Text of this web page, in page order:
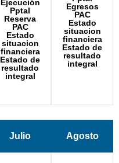
Ejecución
Pptal
Reserva
PAC
Estado
situacion
financiera
Estado de
resultado
integral
Egresos
PAC
Estado
situacion
financiera
Estado de
resultado
integral
Julio Agosto